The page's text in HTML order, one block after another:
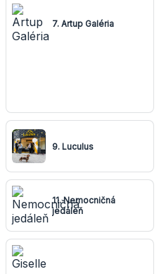
7. Artup Galéria
9. Luculus
11. Nemocničná
jedáleň